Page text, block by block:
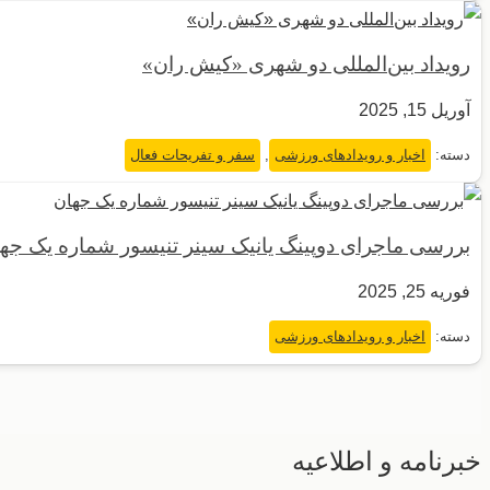
رویداد بین‌المللی دو شهری «کیش ران»
آوریل 15, 2025
دسته: اخبار و رویدادهای ورزشی , سفر و تفریحات فعال
بررسی ماجرای دوپینگ یانیک سینر تنیسور شماره یک
فوریه 25, 2025
دسته: اخبار و رویدادهای ورزشی
خبرنامه و اطلاعیه